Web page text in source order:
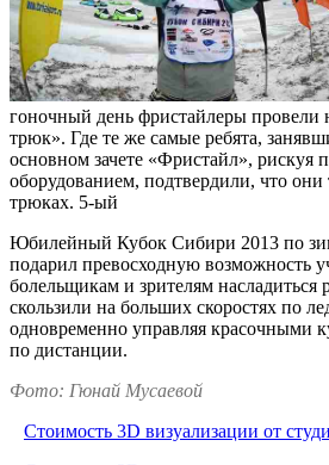
гоночный день фристайлеры
трюк». Где те же самые ребята,
основном зачете «Фристайл», рискуя
оборудованием, подтвердили, что
трюках. 5-ый
Юбилейный Кубок Сибири 2013 по
подарил превосходную возможность
болельщикам и зрителям насладиться
скользили на больших скоростях по
одновременно управляя красочными
по дистанции.
Фото: Гюнай Мусаевой
Стоимость 3D визуализации от